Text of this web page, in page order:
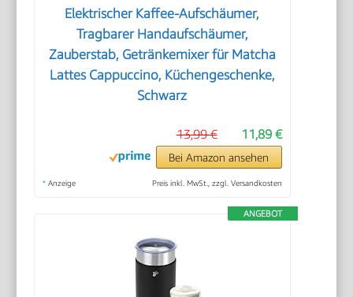
Elektrischer Kaffee-Aufschäumer,
Tragbarer Handaufschäumer,
Zauberstab, Getränkemixer für Matcha
Lattes Cappuccino, Küchengeschenke,
Schwarz
11,89 €
13,99 €
Bei Amazon ansehen
* Anzeige Preis inkl. MwSt., zzgl. Versandkosten
ANGEBOT